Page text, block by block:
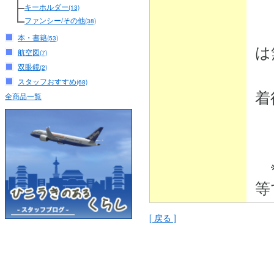
キーホルダー(13)
ファンシー/その他(38)
本・書籍(53)
航空図(7)
双眼鏡(2)
スタッフおすすめ(68)
全商品一覧
[ 戻る ]